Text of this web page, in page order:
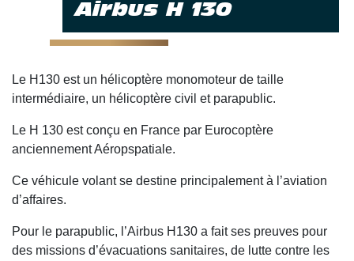
Airbus H 130
Le H130 est un hélicoptère monomoteur de taille
intermédiaire, un hélicoptère civil et parapublic.
Le H 130 est conçu en France par Eurocoptère
anciennement Aéropspatiale.
Ce véhicule volant se destine principalement à l’aviation
d’affaires.
Pour le parapublic, l’Airbus H130 a fait ses preuves pour
des missions d’évacuations sanitaires, de lutte contre les